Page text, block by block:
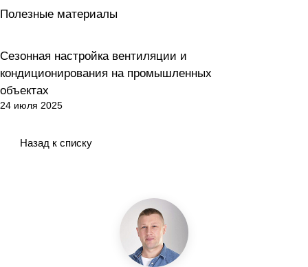
Полезные материалы
Вентиляция
Сезонная настройка вентиляции и
кондиционирования на промышленных
объектах
24 июля 2025
Назад к списку